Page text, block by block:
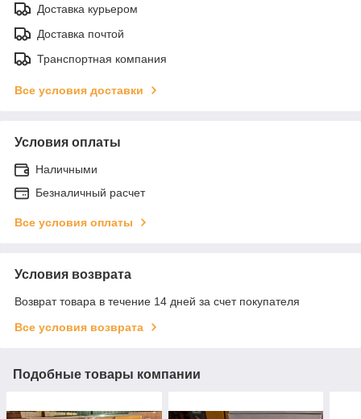
Доставка курьером
Доставка почтой
Транспортная компания
Все условия доставки
Условия оплаты
Наличными
Безналичный расчет
Все условия оплаты
Условия возврата
Возврат товара в течение 14 дней за счет покупателя
Все условия возврата
Подобные товары компании